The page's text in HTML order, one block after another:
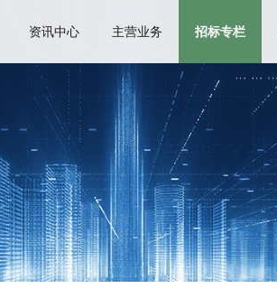
资讯中心 主营业务 招标专栏